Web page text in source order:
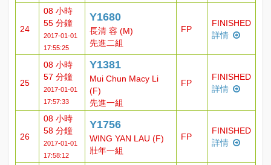
24
08 小時
55 分鐘
2017-01-01
17:55:25
Y1680
長清 容 (M)
先進二組
FP
FINISHED
詳情
25
08 小時
57 分鐘
2017-01-01
17:57:33
Y1381
Mui Chun Macy Li
(F)
先進一組
FP
FINISHED
詳情
26
08 小時
58 分鐘
2017-01-01
17:58:12
Y1756
WING YAN LAU (F)
壯年一組
FP
FINISHED
詳情